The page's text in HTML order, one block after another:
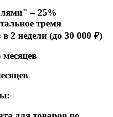
– 25%
тремя
2 недели (до 30 000 ₽)
месяцев